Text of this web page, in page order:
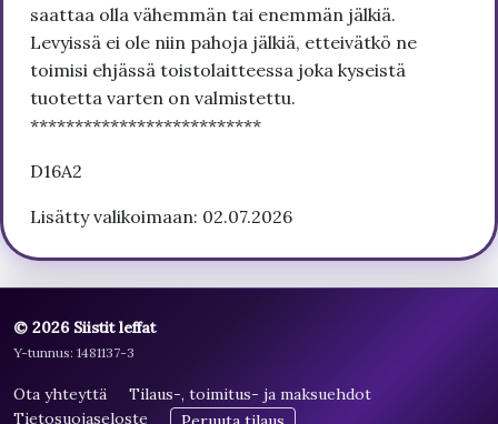
saattaa olla vähemmän tai enemmän jälkiä.
Levyissä ei ole niin pahoja jälkiä, etteivätkö ne
toimisi ehjässä toistolaitteessa joka kyseistä
tuotetta varten on valmistettu.
**************************
D16A2
Lisätty valikoimaan: 02.07.2026
© 2026 Siistit leffat
Y-tunnus: 1481137-3
Ota yhteyttä
Tilaus-, toimitus- ja maksuehdot
Tietosuojaseloste